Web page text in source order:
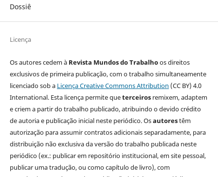
Dossiê
Licença
Os autores cedem à Revista Mundos do Trabalhoos direitos
exclusivos de primeira publicação, com o trabalho simultaneamente
licenciado sob a Licença Creative Commons Attribution (CC BY) 4.0
International. Esta licença permite queterceirosremixem, adaptem
e criem a partir do trabalho publicado, atribuindo o devido crédito
de autoria e publicação inicial neste periódico. Osautorestêm
autorização para assumir contratos adicionais separadamente, para
distribuição não exclusiva da versão do trabalho publicada neste
periódico (ex.: publicar em repositório institucional, em site pessoal,
publicar uma tradução, ou como capítulo de livro), com